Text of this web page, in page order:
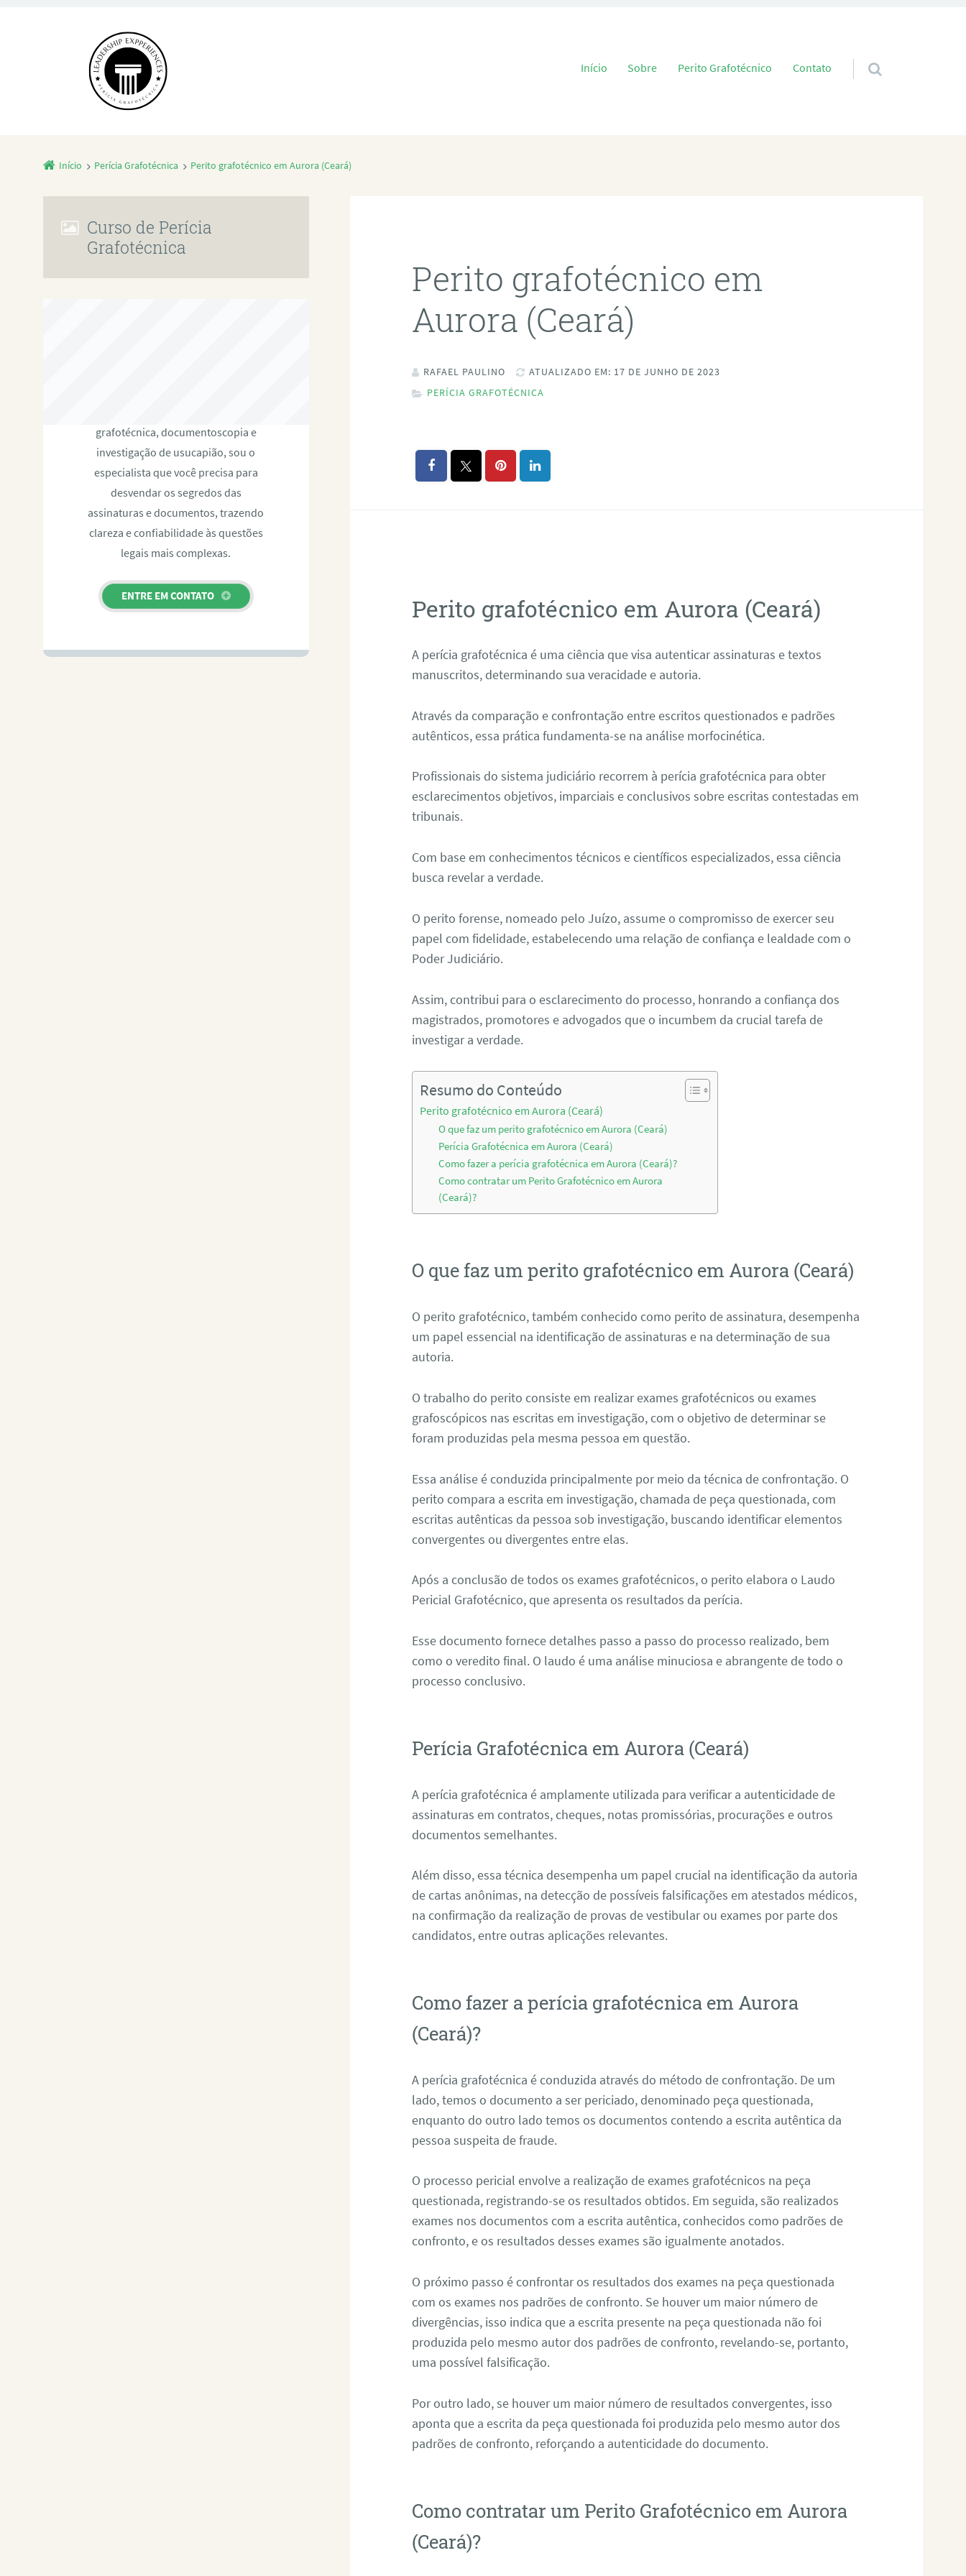
Pular para o conteúdo
Início Sobre Perito Grafotécnico Contato
Início Perícia Grafotécnica Perito grafotécnico em Aurora (Ceará)
Perito grafotécnico em
Aurora (Ceará)
RAFAEL PAULINO
ATUALIZADO EM: 17 DE JUNHO DE 2023
PERÍCIA GRAFOTÉCNICA
Perito grafotécnico em Aurora (Ceará)
A perícia grafotécnica é uma ciência que visa autenticar assinaturas e textos
manuscritos, determinando sua veracidade e autoria.
Através da comparação e confrontação entre escritos questionados e padrões
autênticos, essa prática fundamenta-se na análise morfocinética.
Profissionais do sistema judiciário recorrem à perícia grafotécnica para obter
esclarecimentos objetivos, imparciais e conclusivos sobre escritas contestadas em
tribunais.
Com base em conhecimentos técnicos e científicos especializados, essa ciência
busca revelar a verdade.
O perito forense, nomeado pelo Juízo, assume o compromisso de exercer seu
papel com fidelidade, estabelecendo uma relação de confiança e lealdade com o
Poder Judiciário.
Assim, contribui para o esclarecimento do processo, honrando a confiança dos
magistrados, promotores e advogados que o incumbem da crucial tarefa de
investigar a verdade.
Resumo do Conteúdo
Perito grafotécnico em Aurora (Ceará)
O que faz um perito grafotécnico em Aurora (Ceará)
Perícia Grafotécnica em Aurora (Ceará)
Como fazer a perícia grafotécnica em Aurora (Ceará)?
Como contratar um Perito Grafotécnico em Aurora
(Ceará)?
O que faz um perito grafotécnico em Aurora (Ceará)
O perito grafotécnico, também conhecido como perito de assinatura, desempenha
um papel essencial na identificação de assinaturas e na determinação de sua
autoria.
O trabalho do perito consiste em realizar exames grafotécnicos ou exames
grafoscópicos nas escritas em investigação, com o objetivo de determinar se
foram produzidas pela mesma pessoa em questão.
Essa análise é conduzida principalmente por meio da técnica de confrontação. O
perito compara a escrita em investigação, chamada de peça questionada, com
escritas autênticas da pessoa sob investigação, buscando identificar elementos
convergentes ou divergentes entre elas.
Após a conclusão de todos os exames grafotécnicos, o perito elabora o Laudo
Pericial Grafotécnico, que apresenta os resultados da perícia.
Esse documento fornece detalhes passo a passo do processo realizado, bem
como o veredito final. O laudo é uma análise minuciosa e abrangente de todo o
processo conclusivo.
Perícia Grafotécnica em Aurora (Ceará)
A perícia grafotécnica é amplamente utilizada para verificar a autenticidade de
assinaturas em contratos, cheques, notas promissórias, procurações e outros
documentos semelhantes.
Além disso, essa técnica desempenha um papel crucial na identificação da autoria
de cartas anônimas, na detecção de possíveis falsificações em atestados médicos,
na confirmação da realização de provas de vestibular ou exames por parte dos
candidatos, entre outras aplicações relevantes.
Como fazer a perícia grafotécnica em Aurora
(Ceará)?
A perícia grafotécnica é conduzida através do método de confrontação. De um
lado, temos o documento a ser periciado, denominado peça questionada,
enquanto do outro lado temos os documentos contendo a escrita autêntica da
pessoa suspeita de fraude.
O processo pericial envolve a realização de exames grafotécnicos na peça
questionada, registrando-se os resultados obtidos. Em seguida, são realizados
exames nos documentos com a escrita autêntica, conhecidos como padrões de
confronto, e os resultados desses exames são igualmente anotados.
O próximo passo é confrontar os resultados dos exames na peça questionada
com os exames nos padrões de confronto. Se houver um maior número de
divergências, isso indica que a escrita presente na peça questionada não foi
produzida pelo mesmo autor dos padrões de confronto, revelando-se, portanto,
uma possível falsificação.
Por outro lado, se houver um maior número de resultados convergentes, isso
aponta que a escrita da peça questionada foi produzida pelo mesmo autor dos
padrões de confronto, reforçando a autenticidade do documento.
Como contratar um Perito Grafotécnico em Aurora
(Ceará)?
Curso de Perícia
Grafotécnica
grafotécnica, documentoscopia e
investigação de usucapião, sou o
especialista que você precisa para
desvendar os segredos das
assinaturas e documentos, trazendo
clareza e confiabilidade às questões
legais mais complexas.
ENTRE EM CONTATO